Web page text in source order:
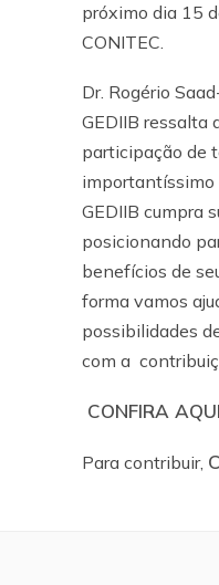
próximo dia 15
CONITEC.
Dr. Rogério
GEDIIB ressalta
participação de
importantíssimo
GEDIIB cumpra
posicionando
benefícios de
forma vamos
possibilidades
com a
CONFIRA AQUI
Para contribuir,